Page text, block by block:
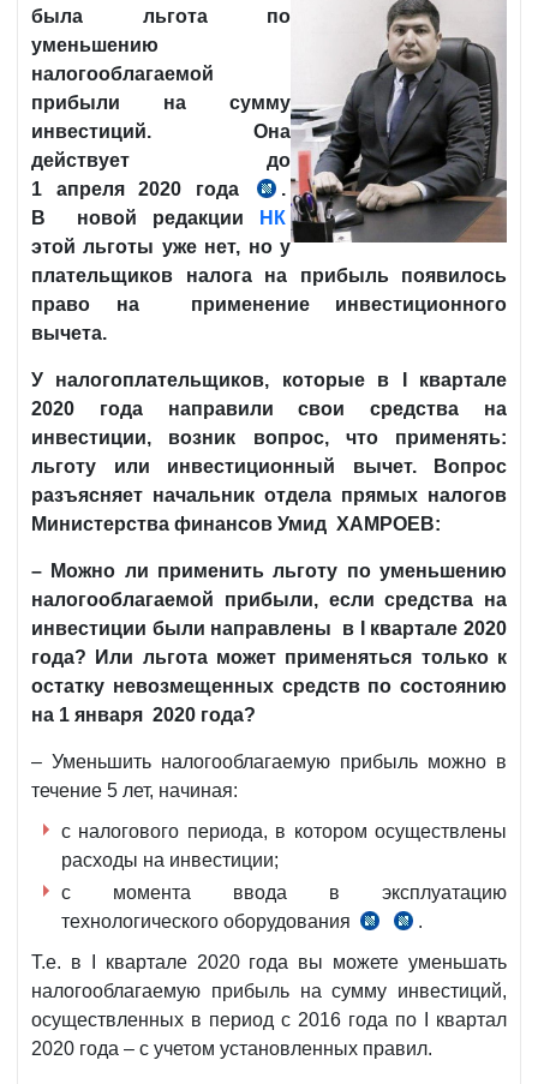
была льгота по
уменьшению
налогооблагаемой
прибыли на сумму
инвестиций. Она
действует до
1 апреля2020 года
п.4
№ЗРУ-599
от
30.12.2019
г.
.
В новой редакции
НК
этой льготы уже нет, но у
плательщиков налога на прибыль появилось
право на применение инвестиционного
вычета.
У налогоплательщиков, которые в I квартале
2020 года направили свои средства на
инвестиции, возник вопрос, что применять:
льготу или инвестиционный вычет.
Вопрос
разъясняет начальник отдела прямых налогов
Министерства финансов Умид ХАМРОЕВ:
– Можно ли применить льготу по уменьшению
налогооблагаемой прибыли, если средства на
инвестиции были направлены в
квартале 2020
года? Или льгота может применяться только к
остатку невозмещенных средств по состоянию
на 1 января 2020 года?
– Уменьшить налогооблагаемую прибыль можно в
течение 5 лет, начиная:
с налогового периода, в котором осуществлены
расходы на инвестиции;
с момента ввода в эксплуатацию
технологического оборудования
п.
3
ст.
159
НК
Положение
№2918
от
25.08.2017
г
.
Т.е. в I квартале 2020 года вы можете уменьшать
налогооблагаемую прибыль на сумму инвестиций,
осуществленных в период с 2016 года по I квартал
2020 года – с учетом установленных правил.